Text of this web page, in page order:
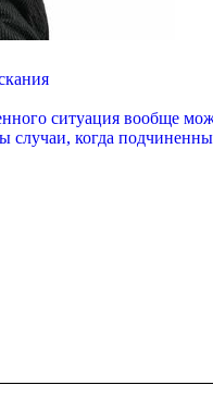
ситуация вообще
случаи, когда